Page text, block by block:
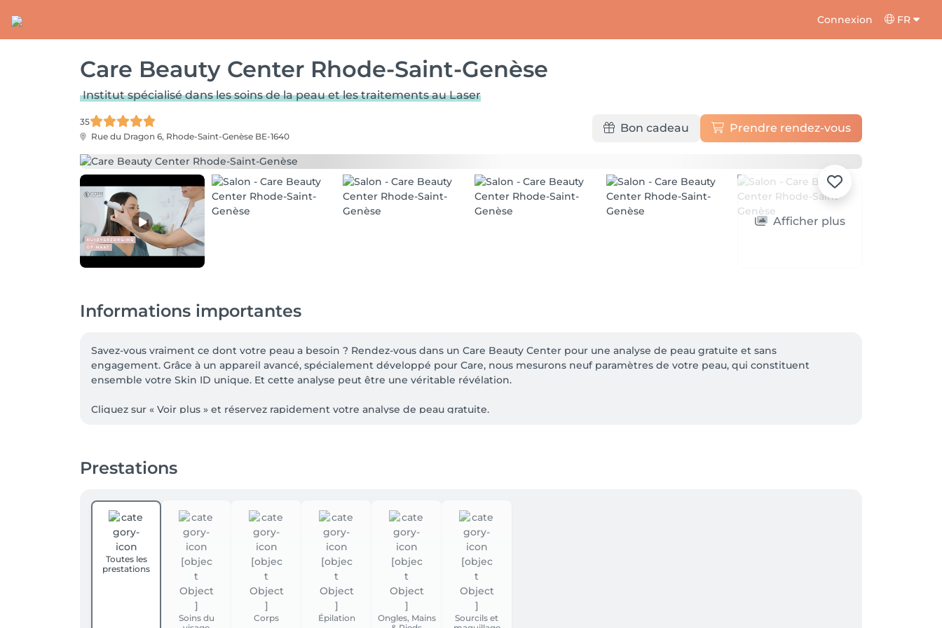
Connexion FR
Care Beauty Center Rhode-Saint-Genèse
Institut spécialisé dans les soins de la peau et les traitements au Laser
35
Rue du Dragon 6, Rhode-Saint-Genèse BE-1640
Bon cadeau Prendre rendez-vous
Afficher plus
Informations importantes
Savez-vous vraiment ce dont votre peau a besoin ? Rendez-vous dans un Care Beauty Center pour une analyse de peau gratuite et sans
engagement. Grâce à un appareil avancé, spécialement développé pour Care, nous mesurons neuf paramètres de votre peau, qui constituent
ensemble votre Skin ID unique. Et cette analyse peut être une véritable révélation.
Cliquez sur « Voir plus » et réservez rapidement votre analyse de peau gratuite.
l’élasticité. Saviez-vous également qu’une peau grasse peut, elle aussi, manquer d’hydratation ? L’appareil EF Skin Vision détermine avec précision
de votre peau.
DES SOINS DE PEAU PERSONNALISÉS
Après l’analyse de peau gratuite, le Care Skin Coach formule un conseil parfaitement adapté à votre peau. Vous découvrez, sans engagement, les
produits de soin de Care Personal Beauty. Cela vous convient ? N’hésitez pas à nous rendre visite, nous serons ravis de vous expliquer notre
approche unique.
Prestations
Toutes les
prestations
Soins du
Corps Épilation
Ongles, Mains
Sourcils et